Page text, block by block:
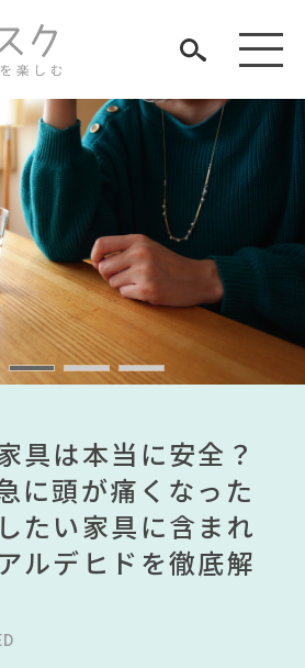
#オフィスチェア
#テレワーク
#ヤマソロ#照明
#カリモク家具
#フェリシモ
スタイリングの法則
春ドラマ#ソファ
#波瑠#木図鑑#MoMA
すすめ
ゲン
ンテリアコーディネート
見つける
知る
楽しむ
ARCHIVE
NEWS
ABOUT
デザイナーのアイ
入る？無印良品で
デザイナーがデザ
ンテリアを一挙紹
引っ越し業者を悩
っ越し業者に敬遠
理由を徹底解
具は本当に安全？
に頭が痛くなった
たい家具に含まれ
ルデヒドを徹底解
しゃれにしたい人
題のインテリアス
定番スタイルまで
すめインテリアス
デザイナーのアイ
入る？無印良品で
デザイナーがデザ
ンテリアを一挙紹
引っ越し業者を悩
っ越し業者に敬遠
理由を徹底解